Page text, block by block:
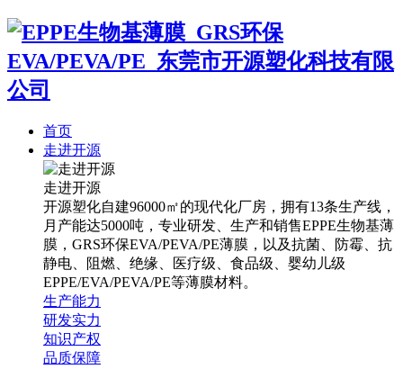
首页
走进开源
走进开源
开源塑化自建96000㎡的现代化厂房，拥有13条生产线，
月产能达5000吨，专业研发、生产和销售EPPE生物基薄
膜，GRS环保EVA/PEVA/PE薄膜，以及抗菌、防霉、抗
静电、阻燃、绝缘、医疗级、食品级、婴幼儿级
EPPE/EVA/PEVA/PE等薄膜材料。
生产能力
研发实力
知识产权
品质保障